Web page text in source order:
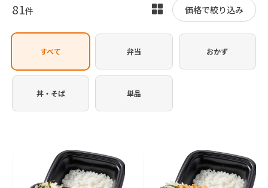
81件
表
を
り
価格で絞り込み
すべて 弁当 おかず
丼・そば 単品